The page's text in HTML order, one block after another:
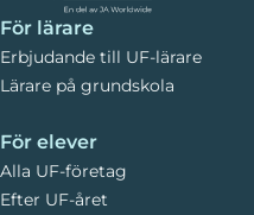
För lärare
Erbjudande till UF-lärare
Lärare på grundskola
För elever
Alla UF-företag
Efter UF-året